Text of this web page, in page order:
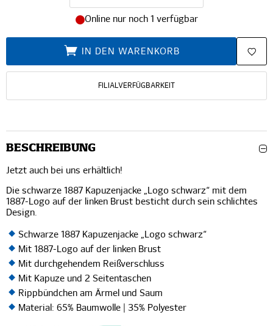
Online nur noch 1 verfügbar
IN DEN WARENKORB
FILIALVERFÜGBARKEIT
BESCHREIBUNG
Jetzt auch bei uns erhältlich!
Die schwarze 1887 Kapuzenjacke „Logo schwarz“ mit dem
1887-Logo auf der linken Brust besticht durch sein schlichtes
Design.
Schwarze 1887 Kapuzenjacke „Logo schwarz“
Mit 1887-Logo auf der linken Brust
Mit durchgehendem Reißverschluss
Mit Kapuze und 2 Seitentaschen
Rippbündchen am Ärmel und Saum
Material: 65% Baumwolle | 35% Polyester